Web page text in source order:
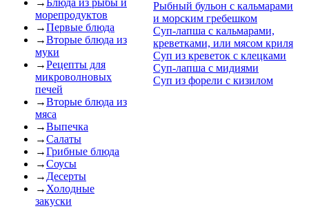
→Блюда из рыбы и
морепродуктов
→Первые блюда
→Вторые блюда из
муки
→Рецепты для
микроволновых
печей
→Вторые блюда из
мяса
→Выпечка
→Салаты
→Грибные блюда
→Соусы
→ Десерты
→ Холодные
закуски
Рыбный бульон с кальмарами
и морским гребешком
Суп-лапша с кальмарами,
креветками, или мясом криля
Суп из креветок с клецками
Суп-лапша с мидиями
Суп из форели с кизилом